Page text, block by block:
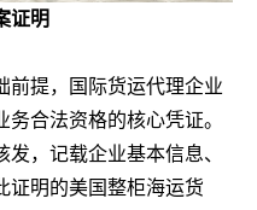
证明
提，国际货运代理企业
合法资格的核心凭证。
，记载企业基本信息、
证明的美国整柜海运货